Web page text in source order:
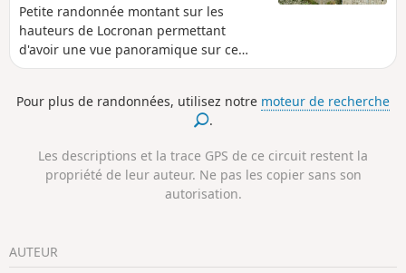
Petite randonnée montant sur les
hauteurs de Locronan permettant
d'avoir une vue panoramique sur ce
bourg et toute la plaine du Porzay de la
Douarnenez. Passage auprès du site
archéologique du Camp des Salles,
fouillé en 1989 et qui n'a pas livré tous
ses secrets, la végétation boisée ayant
Pour plus de randonnées, utilisez notre moteur de recherche
.
Les descriptions et la trace GPS de ce circuit restent la
propriété de leur auteur. Ne pas les copier sans son
autorisation.
AUTEUR